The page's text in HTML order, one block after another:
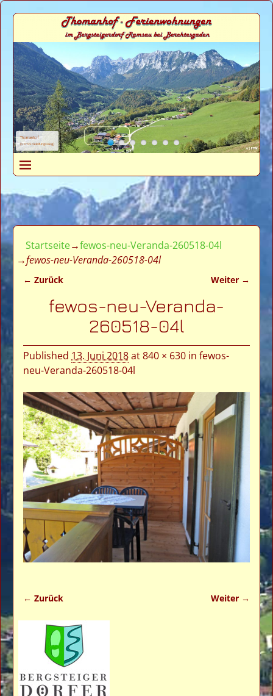
Thomanhof
(vom Soleleitungsweg)
Startseite→fewos-neu-Veranda-260518-04l
→fewos-neu-Veranda-260518-04l
← Zurück Weiter →
fewos-neu-Veranda-
260518-04l
Published 13. Juni 2018at840 × 630 infewos-
neu-Veranda-260518-04l
← Zurück Weiter →